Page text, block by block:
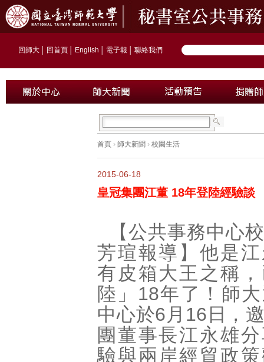
回師大 回首頁 English 電子報 聯絡我們
首頁 › 師大新聞 › 校園生活
2015-06-18
皇冠集團江董 18年登陸經驗談
【公共事務中心
芳瑄報導】他是
有皮箱大王之稱
陸」18年了！師
中心於6月16日，
團董事長江永雄
驗與兩岸經貿政